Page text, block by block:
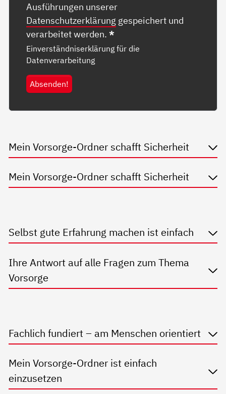
Ausführungen unserer
Datenschutzerklärung gespeichert und
verarbeitet werden.*
Einverständniserklärung für die
Datenverarbeitung
Absenden!
Mein Vorsorge-Ordner schafft Sicherheit
Mein Vorsorge-Ordner schafft Sicherheit
Selbst gute Erfahrung machen ist einfach
Ihre Antwort auf alle Fragen zum Thema
Vorsorge
Fachlich fundiert – am Menschen orientiert
Mein Vorsorge-Ordner ist einfach
einzusetzen